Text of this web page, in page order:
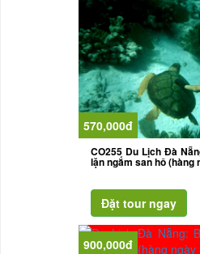
570,000đ
CO255 Du Lịch Đà
lặn ngắm san hô (hàng
900,000đ